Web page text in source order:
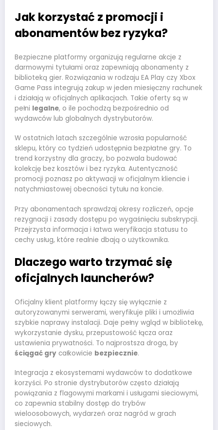
Jak korzystać z promocji i
abonamentów bez ryzyka?
Bezpieczne platformy organizują regularne akcje z
darmowymi tytułami oraz zapewniają abonamenty z
biblioteką gier. Rozwiązania w rodzaju EA Play czy Xbox
Game Pass integrują zakup w jeden miesięczny rachunek
i działają w oficjalnych aplikacjach. Takie oferty są w
pełni legalne, o ile pochodzą bezpośrednio od
wydawców lub globalnych dystrybutorów.
W ostatnich latach szczególnie wzrosła popularność
sklepu, który co tydzień udostępnia bezpłatne gry. To
trend korzystny dla graczy, bo pozwala budować
kolekcję bez kosztów i bez ryzyka. Autentyczność
promocji poznasz po aktywacji w oficjalnym kliencie i
natychmiastowej obecności tytułu na koncie.
Przy abonamentach sprawdzaj okresy rozliczeń, opcje
rezygnacji i zasady dostępu po wygaśnięciu subskrypcji.
Przejrzysta informacja i łatwa weryfikacja statusu to
cechy usług, które realnie dbają o użytkownika.
Dlaczego warto trzymać się
oficjalnych launcherów?
Oficjalny klient platformy łączy się wyłącznie z
autoryzowanymi serwerami, weryfikuje pliki i umożliwia
szybkie naprawy instalacji. Daje pełny wgląd w bibliotekę,
wykorzystanie dysku, przepustowość łącza oraz
ustawienia prywatności. To najprostsza droga, by
ściągać gry całkowicie bezpiecznie.
Integracja z ekosystemami wydawców to dodatkowe
korzyści. Po stronie dystrybutorów często działają
powiązania z flagowymi markami i usługami sieciowymi,
co zapewnia stabilny dostęp do trybów
wieloosobowych, wydarzeń oraz nagród w grach
sieciowych.